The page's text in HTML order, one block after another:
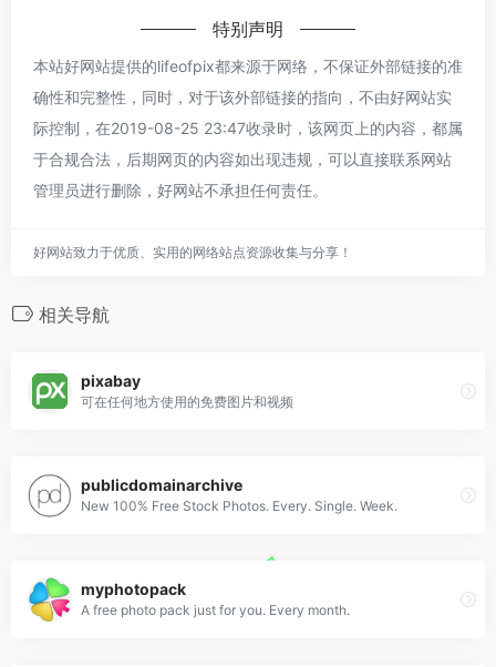
特别声明
本站好网站提供的lifeofpix都来源于网络，不保证外部链接的准
确性和完整性，同时，对于该外部链接的指向，不由好网站实
际控制，在2019-08-25 23:47收录时，该网页上的内容，都属
于合规合法，后期网页的内容如出现违规，可以直接联系网站
管理员进行删除，好网站不承担任何责任。
好网站致力于优质、实用的网络站点资源收集与分享！
相关导航
pixabay
可在任何地方使用的免费图片和视频
publicdomainarchive
New 100% Free Stock Photos. Every. Single. Week.
myphotopack
A free photo pack just for you. Every month.